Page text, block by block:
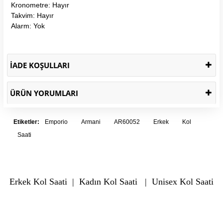
Kronometre: Hayır
Takvim: Hayır
Alarm: Yok
İADE KOŞULLARI
ÜRÜN YORUMLARI
Etiketler: Emporio Armani AR60052 Erkek
Kol
Saati
Erkek Kol Saati | Kadın Kol Saati | Unisex Kol Saati